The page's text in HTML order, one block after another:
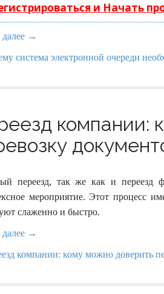
и Начать
далее →
компании:
переезд, так же как и переезд
мероприятие. Этот процесс
слаженно и быстро.
далее →